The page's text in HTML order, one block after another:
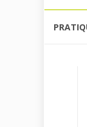
contenu